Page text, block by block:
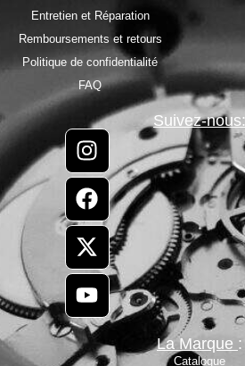
Entretien et Réparation
Remboursements et retours
Politique de confidentialité
FAQ
Suivez-nous:
La Marque :
Catalogue